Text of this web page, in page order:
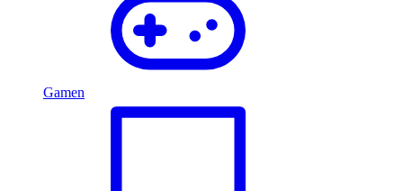
Gamen